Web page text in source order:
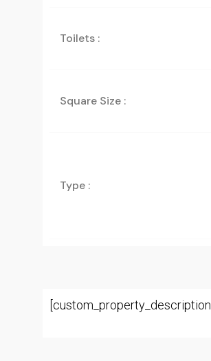
Toilets :
Square Size :
Type :
[custom_property_description]